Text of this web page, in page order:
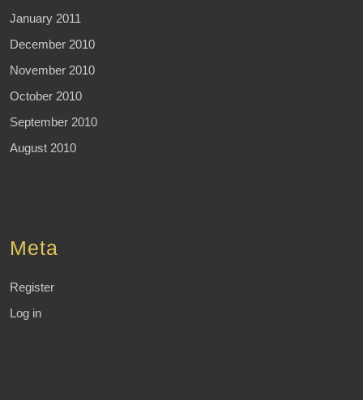
January 2011
December 2010
November 2010
October 2010
September 2010
August 2010
Meta
Register
Log in